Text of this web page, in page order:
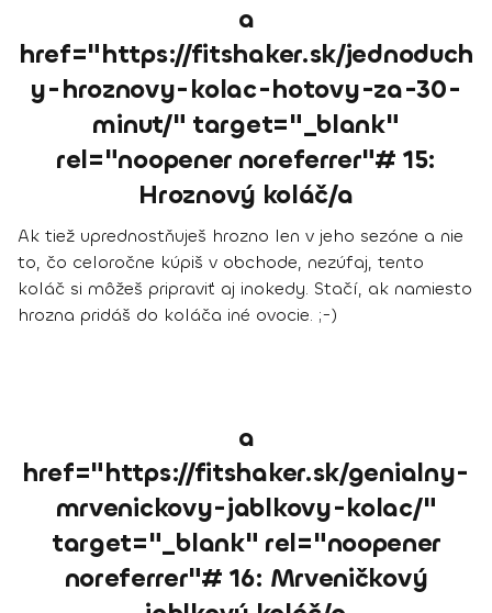
a
href="https://fitshaker.sk/jednoduch
y-hroznovy-kolac-hotovy-za-30-
minut/" target="_blank"
rel="noopener noreferrer"# 15:
Hroznový koláč/a
Ak tiež uprednostňuješ hrozno len v jeho sezóne a nie
to, čo celoročne kúpiš v obchode, nezúfaj, tento
koláč si môžeš pripraviť aj inokedy. Stačí, ak namiesto
hrozna pridáš do koláča iné ovocie. ;-)
a
href="https://fitshaker.sk/genialny-
mrvenickovy-jablkovy-kolac/"
target="_blank" rel="noopener
noreferrer"# 16: Mrveničkový